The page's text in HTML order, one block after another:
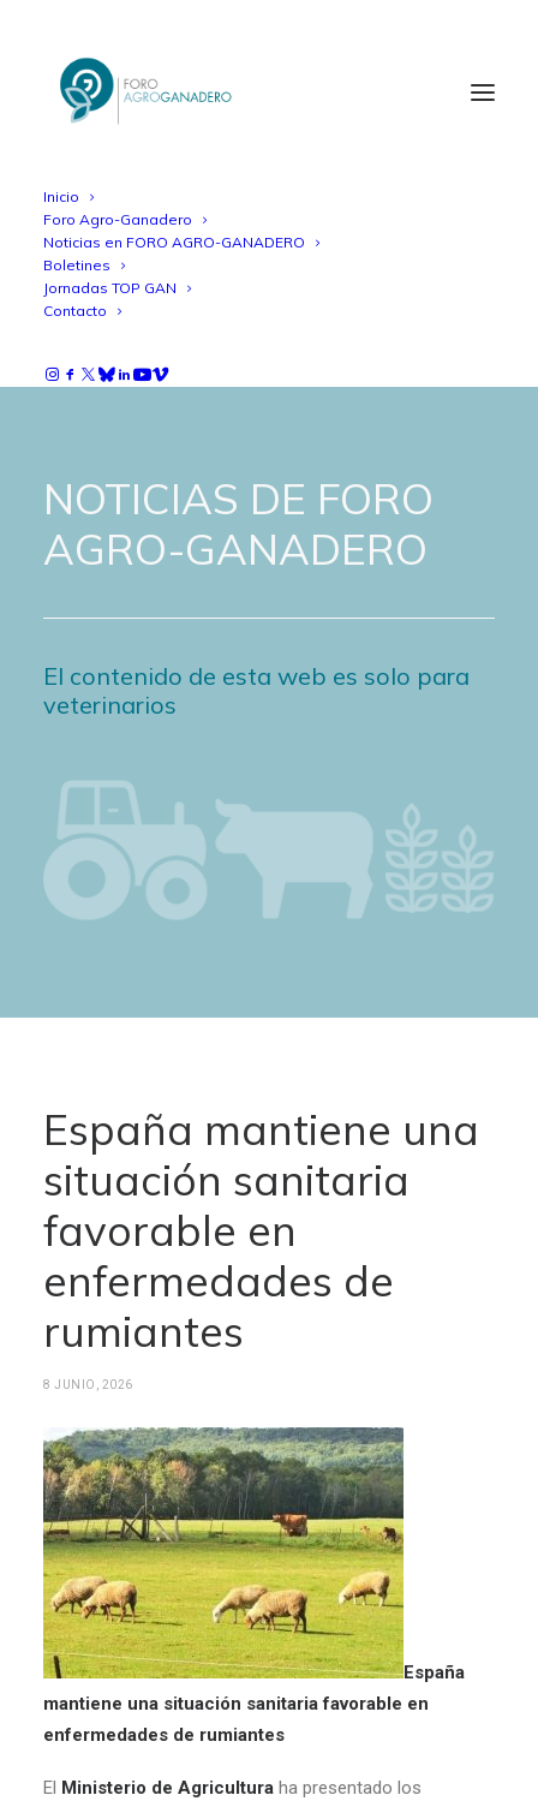
Inicio
Foro Agro-Ganadero
Noticias en FORO AGRO-GANADERO
Boletines
Jornadas TOP GAN
Contacto
NOTICIAS DE FORO
AGRO-GANADERO
El contenido de esta web es solo para
veterinarios
España mantiene una
situación sanitaria
favorable en
enfermedades de
rumiantes
8 JUNIO, 2026
España
mantiene una situación sanitaria favorable en
enfermedades de rumiantes
El Ministerio de Agricultura ha presentado los